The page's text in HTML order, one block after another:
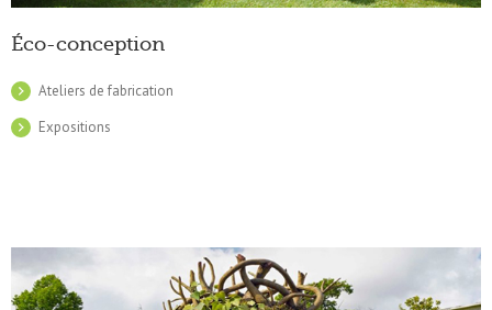
Éco-conception
Ateliers de fabrication
Expositions